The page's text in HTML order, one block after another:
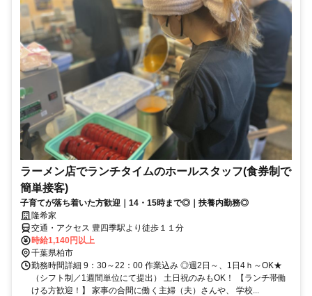
ラーメン店でランチタイムのホールスタッフ(食券制で
簡単接客)
子育てが落ち着いた方歓迎｜14・15時まで◎｜扶養内勤務◎
隆希家
交通・アクセス 豊四季駅より徒歩１１分
時給1,140円以上
千葉県柏市
勤務時間詳細 9：30～22：00 作業込み ◎週2日～、1日4ｈ～OK★
（シフト制／1週間単位にて提出） 土日祝のみもOK！ 【ランチ帯働
ける方歓迎！】 家事の合間に働く主婦（夫）さんや、 学校...